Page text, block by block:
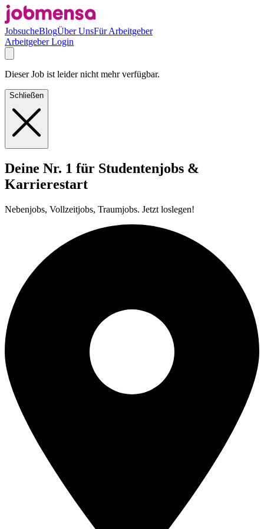
JobsucheBlogÜber UnsFür Arbeitgeber
Arbeitgeber Login
Dieser Job ist leider nicht mehr verfügbar.
Schließen
Deine Nr. 1 für Studentenjobs &
Karrierestart
Nebenjobs, Vollzeitjobs, Traumjobs. Jetzt loslegen!